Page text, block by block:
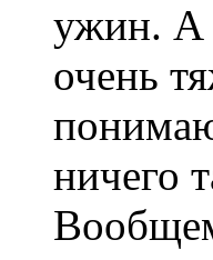
ужин. А
очень
ничего